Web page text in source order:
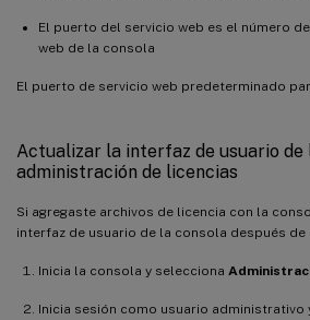
El puerto del servicio web es el número
web de la consola
El puerto de servicio web predeterminado
Actualizar la interfaz de usuario de
administración de licencias
Si agregaste archivos de licencia con la
interfaz de usuario de la consola después de
Inicia la consola y selecciona
Inicia sesión como usuario administrativo